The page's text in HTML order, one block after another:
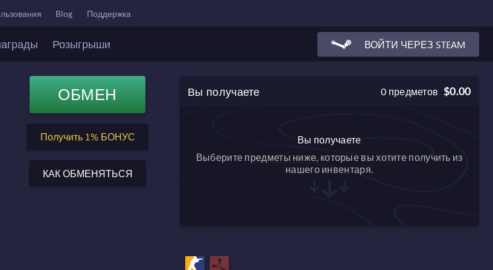
Blog Поддержка
Розыгрыши ВОЙТИ ЧЕРЕЗ STEAM
ОБМЕН
Баланс после обмена
Получить 1% БОНУС
КАК ОБМЕНЯТЬСЯ
Вы получаете 0 предметов $0.00
Вы получаете
Выберите предметы ниже, которые вы хотите получить из
нашего инвентаря.